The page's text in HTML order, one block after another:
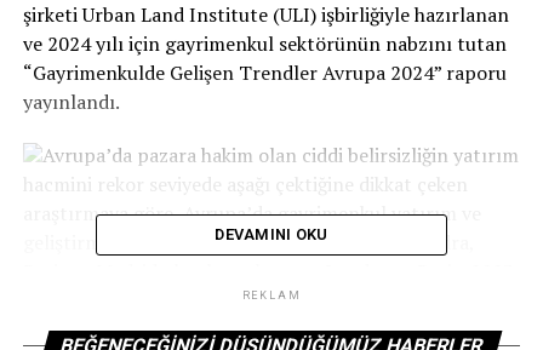
şirketi Urban Land Institute (ULI) işbirliğiyle hazırlanan
ve 2024 yılı için gayrimenkul sektörünün nabzını tutan
“Gayrimenkulde Gelişen Trendler Avrupa 2024” raporu
yayınlandı.
Avrupa’da pazara hakim olan ciddi belirsizliğin yatırım
hacmini rekor seviyede aşağı çektiğine dikkat çeken
araştırmaya göre, Avrupa’da gayrimenkul yatırım ve
geliştirme potansiyeli açısından ilk üç şehir Londra,
yılının ilk dokuz ayında Avrupa’daki toplam gayrimenkul
işlem hacminin yaklaşık yüzde 15’ini oluşturdu.
DEVAMINI OKU
REKLAM